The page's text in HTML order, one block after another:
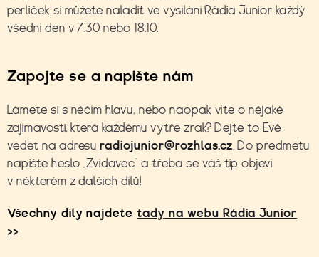
perliček si můžete naladit ve vysílání Rádia Junior každý
všední den v 7:30 nebo 18:10.
Zapojte se a napište nám
Lámete si s něčím hlavu, nebo naopak víte o nějaké
zajímavosti, která každému vytře zrak? Dejte to Evě
vědět na adresu radiojunior@rozhlas.cz. Do předmětu
napište heslo „Zvídavec“ a třeba se váš tip objeví
v některém z dalších dílů!
Všechny díly najdetetady na webu Rádia Junior
>>